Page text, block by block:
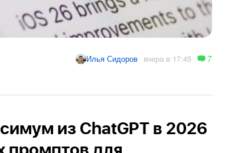
Илья Сидоров вчера в 17:45 7
из ChatGPT в 2026